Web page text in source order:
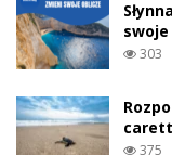
303
375